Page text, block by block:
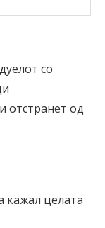
со
отстранет од
кажал целата